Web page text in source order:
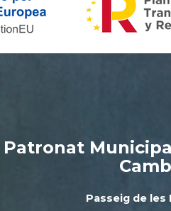
Patronat
Passeig de les